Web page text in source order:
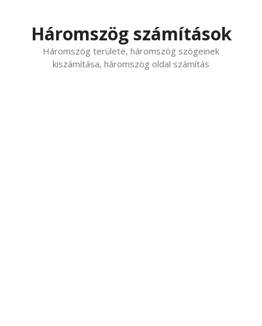
tartalombaHáromszög számítások
Háromszög területe, háromszög szögeinek
kiszámítása, háromszög oldal számítás